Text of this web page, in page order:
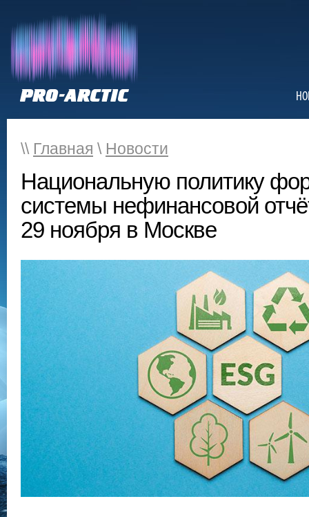
\\ Главная \ Новости
Национальную политику
системы нефинансовой
29 ноября в Москве